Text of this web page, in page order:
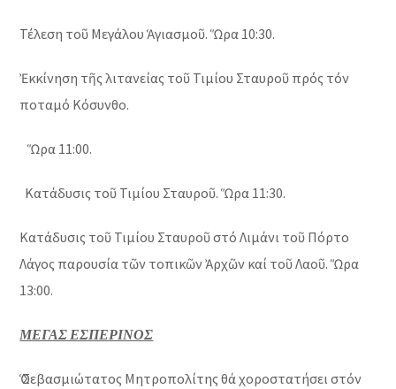
Τέλεση τοῦ Μεγάλου Ἁγιασμοῦ. Ὥρα 10:30.
Ἐκκίνηση τῆς λιτανείας τοῦ Τιμίου Σταυροῦ πρός τόν
ποταμό Κόσυνθο.
Ὥρα 11:00.
Κατάδυσις τοῦ Τιμίου Σταυροῦ. Ὥρα 11:30.
Κατάδυσις τοῦ Τιμίου Σταυροῦ στό Λιμάνι τοῦ Πόρτο
Λάγος παρουσία τῶν τοπικῶν Ἀρχῶν καί τοῦ Λαοῦ. Ὥρα
13:00.
ΜΕΓΑΣ ΕΣΠΕΡΙΝΟΣ
Ὁ Σεβασμιώτατος Μητροπολίτης θά χοροστατήσει στόν